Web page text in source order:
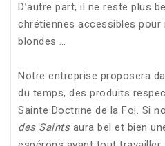
D’autre part, il ne reste plus
chrétiennes accessibles
blondes …
Notre entreprise proposera
du temps, des produits
Sainte Doctrine de la Foi. Si
des Saintsaura bel et bien